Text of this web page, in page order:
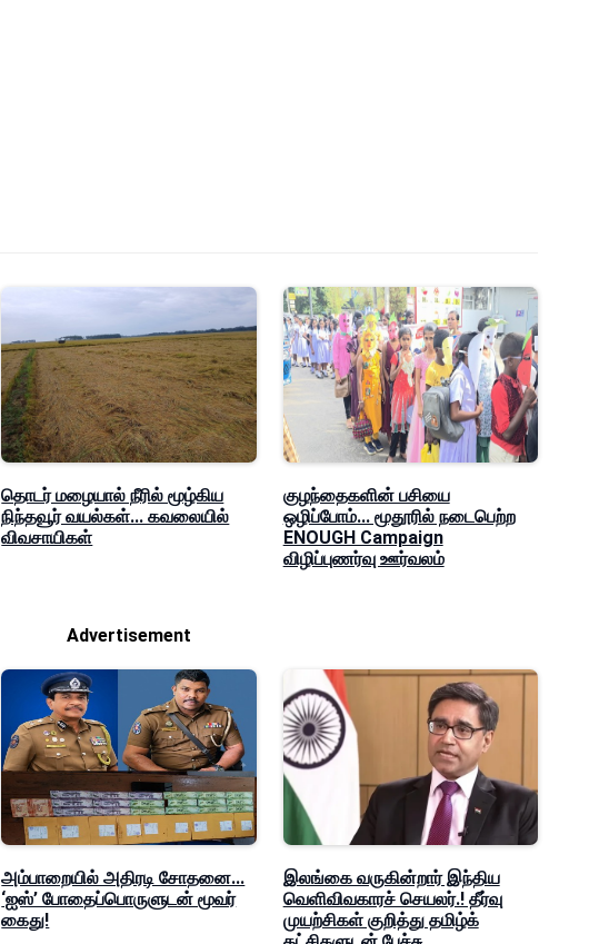
தொடர் மழையால் நீரில் மூழ்கிய
நிந்தவூர் வயல்கள்... கவலையில்
விவசாயிகள்
குழந்தைகளின் பசியை
ஒழிப்போம்... மூதூரில் நடைபெற்ற
ENOUGH Campaign
விழிப்புணர்வு ஊர்வலம்
Advertisement
அம்பாறையில் அதிரடி சோதனை...
‘ஐஸ்’ போதைப்பொருளுடன் மூவர்
கைது!
இலங்கை வருகின்றார் இந்திய
வெளிவிவகாரச் செயலர்.! தீர்வு
முயற்சிகள் குறித்து தமிழ்க்